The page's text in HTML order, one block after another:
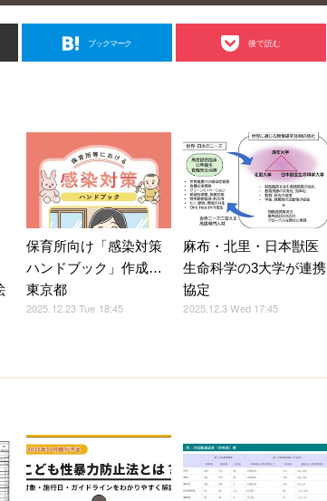
ブックマーク 後で読む
保育所向け「感染対策
ハンドブック」作成…
東京都
2025.12.23 Tue 18:45
麻布・北里・日本獣医
生命科学の3大学が連携
協定
2025.12.3 Wed 17:45